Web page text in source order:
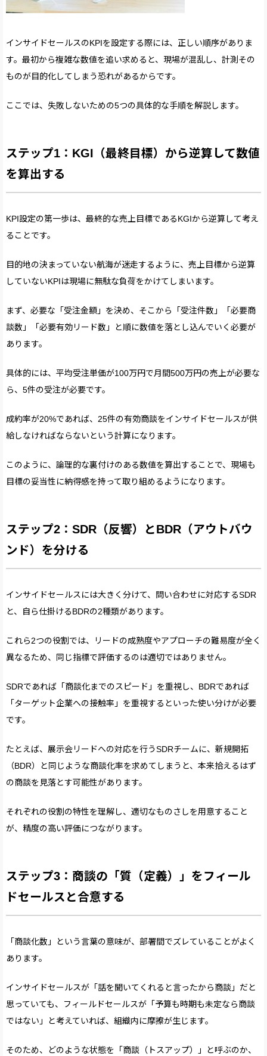
インサイドセールスのKPIを設定する際には、正しい順序がありま
す。最初から複雑な数値を追い求めると、現場が混乱し、計測その
ものが目的化してしまう恐れがあるからです。
ここでは、失敗しないための5つの具体的な手順を解説します。
ステップ1：KGI（最終目標）から逆算して数値
を算出する
KPI設定の第一歩は、最終的な売上目標であるKGIから逆算して考え
ることです。
目的地の決まっていない航海が迷走するように、売上目標から逆算
していないKPIは現場に無駄な負荷をかけてしまいます。
まず、必要な「受注金額」を決め、そこから「受注件数」「必要商
談数」「必要有効リード数」と順に数値を落とし込んでいく必要が
あります。
具体的には、平均受注単価が100万円で月間500万円の売上が必要な
ら、5件の受注が必要です。
成約率が20%であれば、25件の有効商談をインサイドセールスが供
給しなければならないという計算になります。
このように、論理的な裏付けのある数値を算出することで、現場も
目標の妥当性に納得感を持って取り組めるようになります。
ステップ2：SDR（反響）とBDR（アウトバウ
ンド）を分ける
インサイドセールスには大きく分けて、問い合わせに対応するSDR
と、自ら仕掛けるBDRの2種類があります。
これら2つの役割では、リードの成熟度やアプローチの難易度が全く
異なるため、同じ指標で評価するのは適切ではありません。
SDRであれば「商談化までのスピード」を重視し、BDRであれば
「ターゲット企業への接触率」を重視するといった使い分けが必要
です。
たとえば、展示会リードへの対応を行うSDRチームに、新規開拓
（BDR）と同じような商談化率を求めてしまうと、本来拾えるはず
の商談を見落とす可能性があります。
それぞれの役割の特性を理解し、適切なものさしを用意すること
が、精度の高い評価につながります。
ステップ3：商談の「質（定義）」をフィール
ドセールスと合意する
「商談化数」という言葉の意味が、部署間でズレていることがよく
あります。
インサイドセールスが「話を聞いてくれると言ったから商談」だと
思っていても、フィールドセールスが「予算も時期も未定なら商談
ではない」と考えていれば、組織内に摩擦が生じます。
そのため、どのような状態を「商談（トスアップ）」と呼ぶのか、